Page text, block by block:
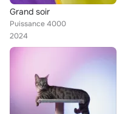
Grand soir
Puissance 4000
2024